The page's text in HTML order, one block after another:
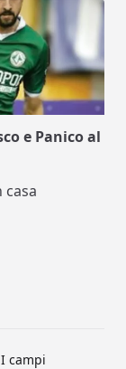
e Panico al
casa
I campi